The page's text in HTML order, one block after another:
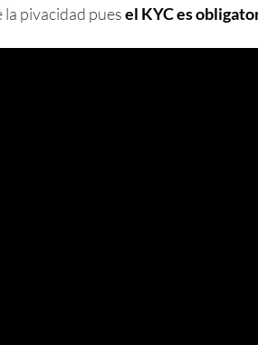
pivacidad puesel KYC es